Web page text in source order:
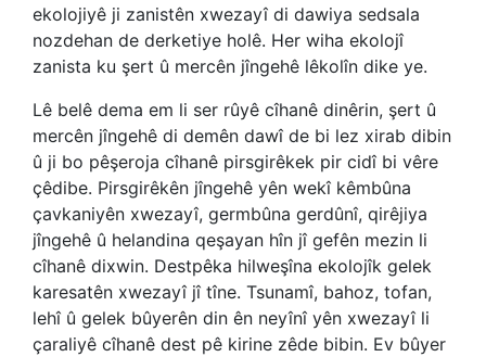
ekolojiyê ji zanistên xwezayî di dawiya sedsala
nozdehan de derketiye holê. Her wiha ekolojî
zanista ku şert û mercên jîngehê lêkolîn dike ye.
Lê belê dema em li ser rûyê cîhanê dinêrin, şert û
mercên jîngehê di demên dawî de bi lez xirab dibin
û ji bo pêşeroja cîhanê pirsgirêkek pir cidî bi vêre
çêdibe. Pirsgirêkên jîngehê yên wekî kêmbûna
çavkaniyên xwezayî, germbûna gerdûnî, qirêjiya
jîngehê û helandina qeşayan hîn jî gefên mezin li
cîhanê dixwin. Destpêka hilweşîna ekolojîk gelek
karesatên xwezayî jî tîne. Tsunamî, bahoz, tofan,
lehî û gelek bûyerên din ên neyînî yên xwezayî li
çaraliyê cîhanê dest pê kirine zêde bibin. Ev bûyer